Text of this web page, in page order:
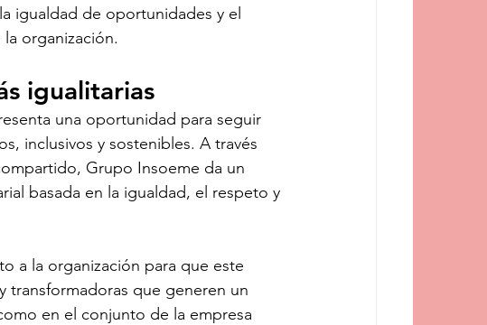
igualdad de oportunidades y el
organización.
igualitarias
una oportunidad para seguir
inclusivos y sostenibles. A través
Grupo Insoeme da un
basada en la igualdad, el respeto y
a la organización para que este
transformadoras que generen un
en el conjunto de la empresa